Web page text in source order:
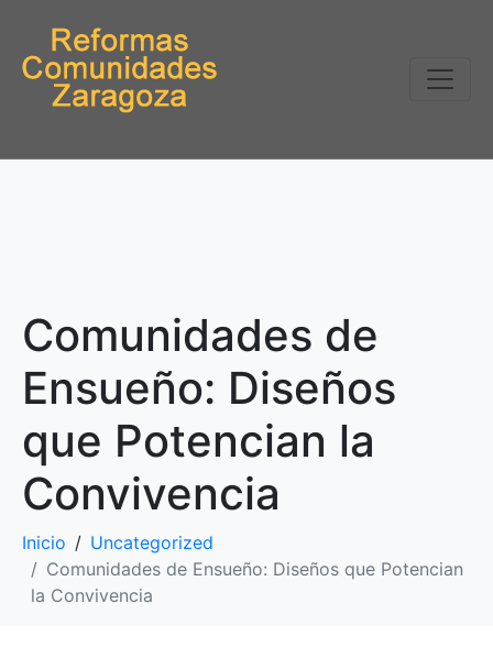
Comunidades de
Ensueño: Diseños
que Potencian la
Convivencia
Inicio
Uncategorized
Comunidades de Ensueño: Diseños que Potencian
la Convivencia